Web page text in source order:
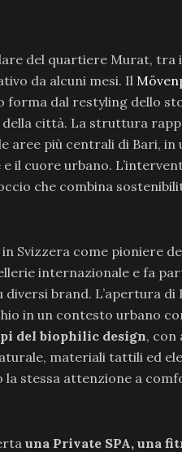
del quartiere Murat, tra
da alcuni mesi. Il
forma dal restyling dello
città. La struttura
aree più centrali di Bari,
il cuore urbano.
che combina
Svizzera come pioniere
internazionale e fa
brand. L’apertura
in un contesto urbano
del biophilic design, con
materiali tattili ed
stessa attenzione a
una Private SPA, una